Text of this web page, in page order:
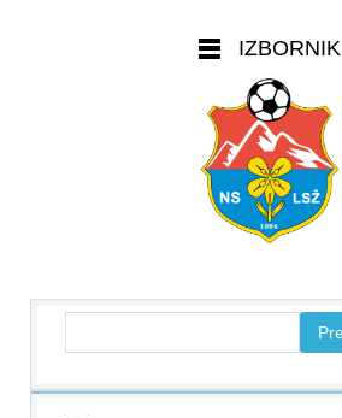
IZBORNIK